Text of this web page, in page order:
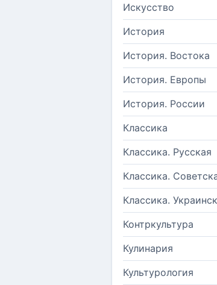
Искусство
История
История. Востока
История. Европы
История. России
Классика
Классика. Русская
Классика.
Классика.
Контркультура
Кулинария
Культурология